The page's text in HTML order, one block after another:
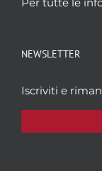
NEWSLETTER
Iscriviti e